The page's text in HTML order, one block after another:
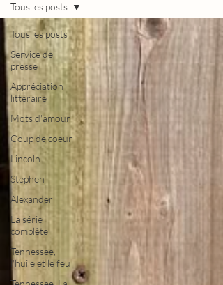
Tous les posts
Service de
presse
Appréciation
littéraire
Mots d'amour
Coup de coeur
Lincoln
Stephen
Alexander
La série
complète
Tennessee,
l'huile et le feu
Tous les posts